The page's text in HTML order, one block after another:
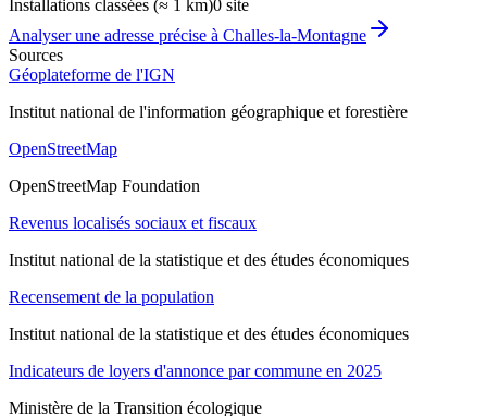
Installations classées (≈ 1 km)0 site
Analyser une adresse précise à Challes-la-Montagne
Sources
Géoplateforme de l'IGN
Institut national de l'information géographique et forestière
OpenStreetMap
OpenStreetMap Foundation
Revenus localisés sociaux et fiscaux
Institut national de la statistique et des études économiques
Recensement de la population
Institut national de la statistique et des études économiques
Indicateurs de loyers d'annonce par commune en 2025
Ministère de la Transition écologique